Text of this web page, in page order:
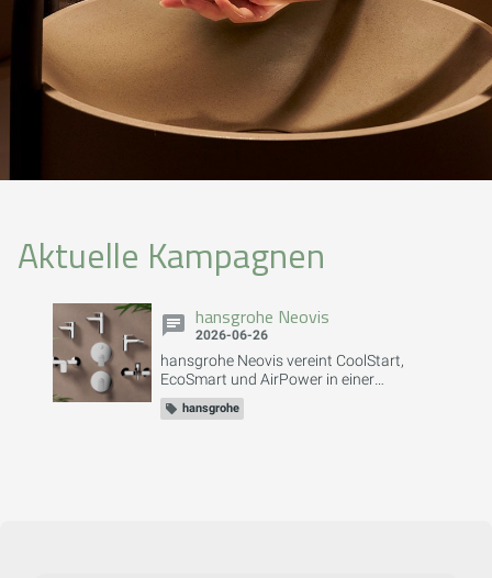
Aktuelle Kampagnen
hansgrohe Neovis
2026-06-26
hansgrohe Neovis vereint CoolStart,
EcoSmart und AirPower in einer
Armaturenlinie für Waschtisch, Bidet,
Dusche und Badewanne –
hansgrohe